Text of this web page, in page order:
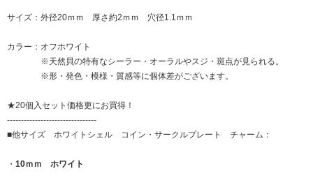
サイズ：外径20ｍｍ 厚さ約2ｍｍ 穴径1.1ｍｍ
カラー：オフホワイト
※天然貝の特有なシーラー・オーラルやスジ・斑点が見られる。
※形・発色・模様・質感等に個体差がございます。
★20個入セット価格更にお買得！
--------------------------------
■他サイズ ホワイトシェル コイン・サークルプレート チャーム：
・ 10ｍｍ ホワイト